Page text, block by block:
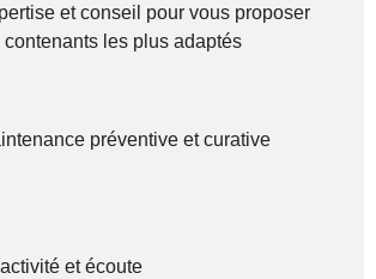
et conseil pour vous proposer
contenants les plus adaptés
préventive et curative
et écoute